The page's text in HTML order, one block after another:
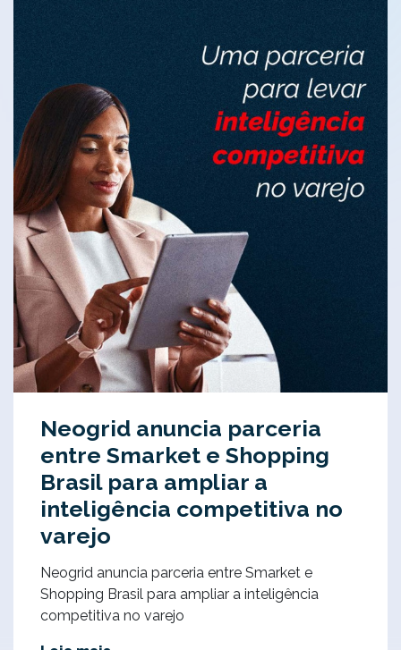
Neogrid anuncia parceria
entre Smarket e Shopping
Brasil para ampliar a
inteligência competitiva no
varejo
Neogrid anuncia parceria entre Smarket e
Shopping Brasil para ampliar a inteligência
competitiva no varejo